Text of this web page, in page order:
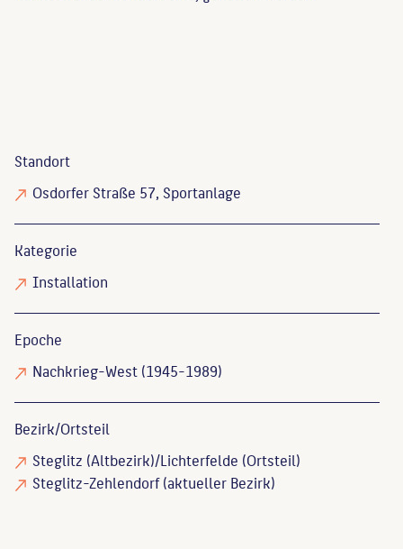
Standort
Osdorfer Straße 57, Sportanlage
Kategorie
Installation
Epoche
Nachkrieg-West (1945-1989)
Bezirk/Ortsteil
Steglitz (Altbezirk)/Lichterfelde (Ortsteil)
Steglitz-Zehlendorf (aktueller Bezirk)